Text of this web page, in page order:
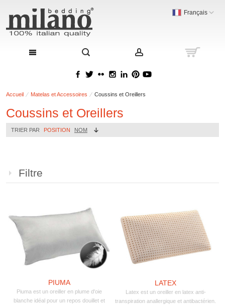
Français
Accueil Matelas et Accessoires Coussins et Oreillers
Coussins et Oreillers
TRIER PAR POSITION NOM
Filtre
PIUMA
Piuma est un oreiller en plume d'oie
blanche idéal pour un repos douillet et
LATEX
Latex est un oreiller en latex anti-
transpiration anallergique et antibactérien.